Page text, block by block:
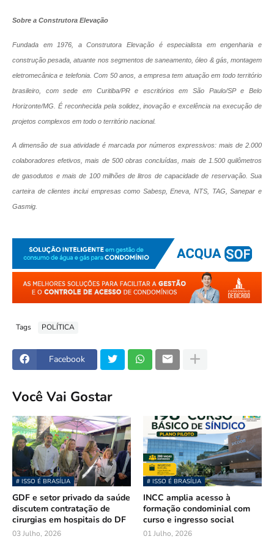
Sobre a Construtora Elevação
Fundada em 1976, a Construtora Elevação é especialista em engenharia e
construção pesada, atuante nos segmentos de saneamento, óleo & gás, montagem
eletromecânica e telefonia. Com 50 anos, a empresa tem atuação em todo território
brasileiro, com sede em Curitiba/PR e escritórios em São Paulo/SP e Belo
Horizonte/MG. É reconhecida pela solidez, inovação e excelência na execução de
projetos complexos em todo o território nacional.
A dimensão de sua atividade é marcada por números expressivos: mais de 2.000
colaboradores efetivos, mais de 500 obras concluídas, mais de 1.500 quilômetros
de gasodutos e mais de 100 milhões de litros de capacidade de reservação. Sua
carteira de clientes inclui empresas como Sabesp, Eneva, NTS, TAG, Sanepar e
Gasmig.
Tags POLÍTICA
Facebook
Você Vai Gostar
# ISSO É BRASÍLIA
GDF e setor privado da saúde
discutem contratação de
cirurgias em hospitais do DF
03 Julho, 2026
# ISSO É BRASÍLIA
INCC amplia acesso à
formação condominial com
curso e ingresso social
01 Julho, 2026